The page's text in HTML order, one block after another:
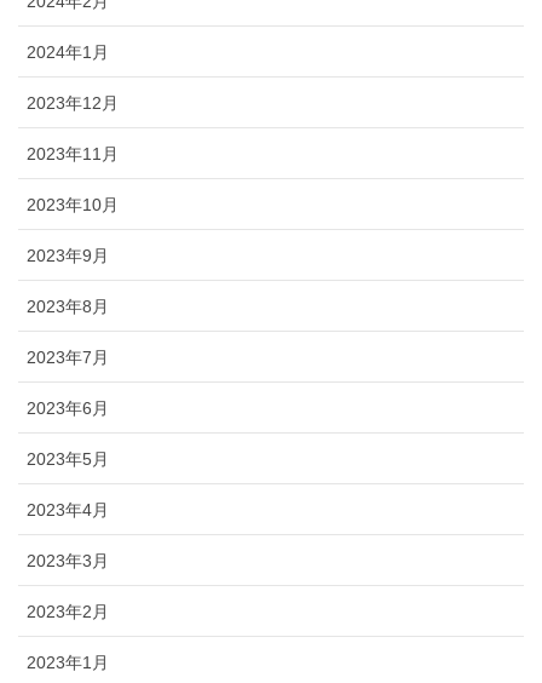
2024年1月
2023年12月
2023年11月
2023年10月
2023年9月
2023年8月
2023年7月
2023年6月
2023年5月
2023年4月
2023年3月
2023年2月
2023年1月